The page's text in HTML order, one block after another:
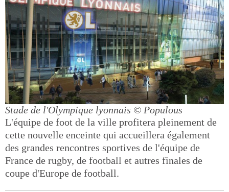
Stade de l'Olympique lyonnais © Populous
L'équipe de foot de la ville profitera pleinement de
cette nouvelle enceinte qui accueillera également
des grandes rencontres sportives de l'équipe de
France de rugby, de football et autres finales de
coupe d'Europe de football.